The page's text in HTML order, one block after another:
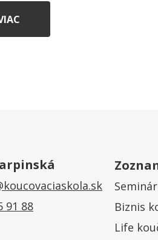
91 88
Biznis
Life